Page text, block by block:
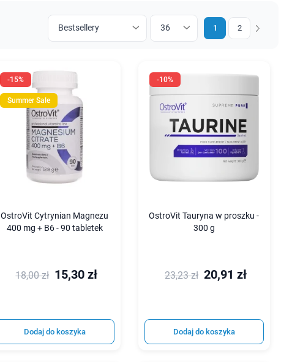
1 2 Następny
-15%
Summer Sale
OstroVit Cytrynian Magnezu
400 mg + B6 - 90 tabletek
18,00 zł 15,30 zł
Dodaj do koszyka
-10%
OstroVit Tauryna w proszku -
300 g
23,23 zł 20,91 zł
Dodaj do koszyka